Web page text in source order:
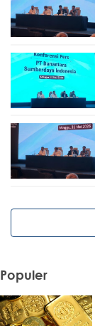
Populer